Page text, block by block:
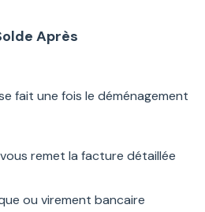
Après
fait une fois le déménagement
remet la facture détaillée
ou virement bancaire